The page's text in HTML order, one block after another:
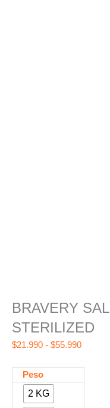
BRAVERY
STERILIZED
$21.990 - $55.990Rango
Peso
2 KG
BRAVERY
SALMON
ADULT